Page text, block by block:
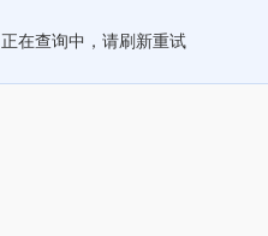
正在查询中，请刷新重试